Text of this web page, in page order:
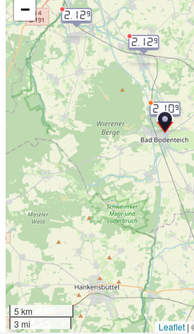
2.129
2.129
2.109
−
5 km
3 mi
Leaflet |